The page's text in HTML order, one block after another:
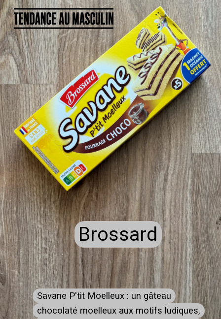
Brossard
Brossard
Savane P'tit Moelleux : un gâteau
chocolaté moelleux aux motifs ludiques,
Savane P'tit Moelleux : un gâteau
chocolaté moelleux aux motifs ludiques,